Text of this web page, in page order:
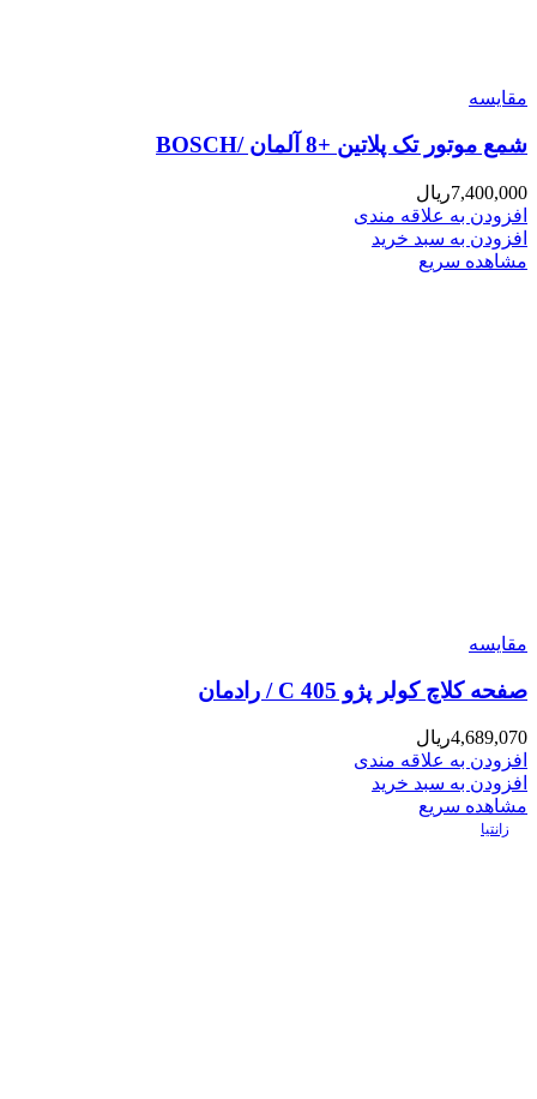
مقایسه
شمع موتور تک پلاتین +8 آلمان /BOSCH
7,400,000ریال
افزودن به علاقه مندی
افزودن به سبد خرید
مشاهده سریع
مقایسه
صفحه کلاچ کولر پژو 405 C / رادمان
4,689,070ریال
افزودن به علاقه مندی
افزودن به سبد خرید
مشاهده سریع
زانتیا